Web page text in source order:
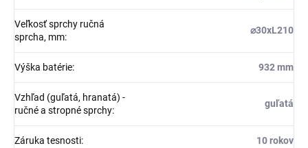
Veľkosť sprchy ručná
sprcha, mm:
⌀30xL210
Výška batérie: 932 mm
Vzhľad (guľatá, hranatá) -
ručné a stropné sprchy:
guľatá
Záruka tesnosti: 10 rokov